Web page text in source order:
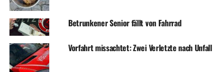
Betrunkener Senior fällt von Fahrrad
Vorfahrt missachtet: Zwei Verletzte nach Unfall